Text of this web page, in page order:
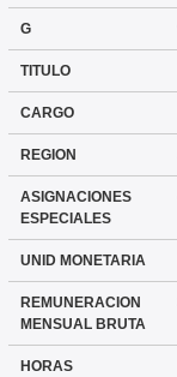
G
TITULO
CARGO
REGION
ASIGNACIONES
ESPECIALES
UNID MONETARIA
REMUNERACION
MENSUAL BRUTA
HORAS